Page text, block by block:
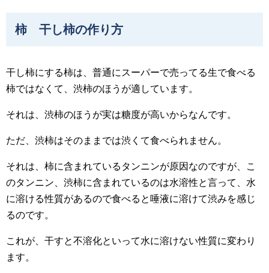
柿 干し柿の作り方
干し柿にする柿は、普通にスーパーで売ってる生で食べる
柿ではなくて、渋柿のほうが適しています。
それは、渋柿のほうが実は糖度が高いからなんです。
ただ、渋柿はそのままでは渋くて食べられません。
それは、柿に含まれているタンニンが原因なのですが、こ
のタンニン、渋柿に含まれているのは水溶性と言って、水
に溶ける性質があるので食べると唾液に溶けて渋みを感じ
るのです。
これが、干すと不溶化といって水に溶けない性質に変わり
ます。